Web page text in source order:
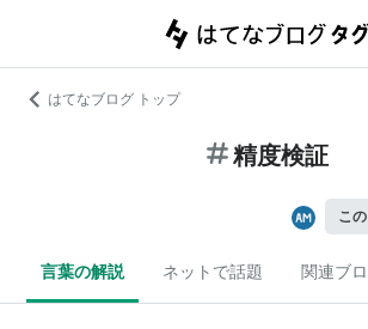
はてなブログ トップ
精度検証
こ
言葉の解説 ネットで話題 関連ブ